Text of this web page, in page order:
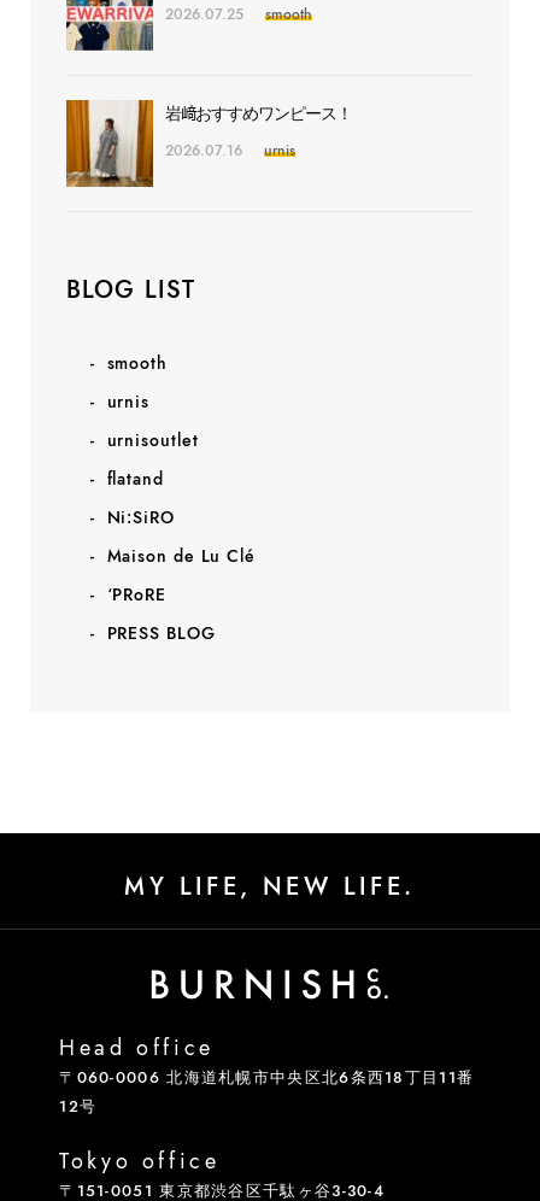
2026.07.25 smooth
岩﨑おすすめワンピース！
2026.07.16 urnis
BLOG LIST
smooth
urnis
urnisoutlet
flatand
Ni:SiRO
Maison de Lu Clé
‘PRoRE
PRESS BLOG
MY LIFE, NEW LIFE.
Head office
〒060-0006 北海道札幌市中央区北6条西18丁目11番
12号
Tokyo office
〒151-0051 東京都渋谷区千駄ヶ谷3-30-4